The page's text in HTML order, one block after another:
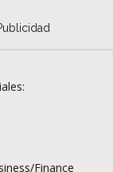
Finance